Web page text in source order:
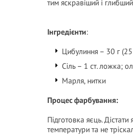
тим яскравіший і
Інгредієнти:
Цибулиння – 30 г
Сіль – 1 ст. ложка;
Марля, нитки
Процес фарбування:
Підготовка яєць.
температури та не